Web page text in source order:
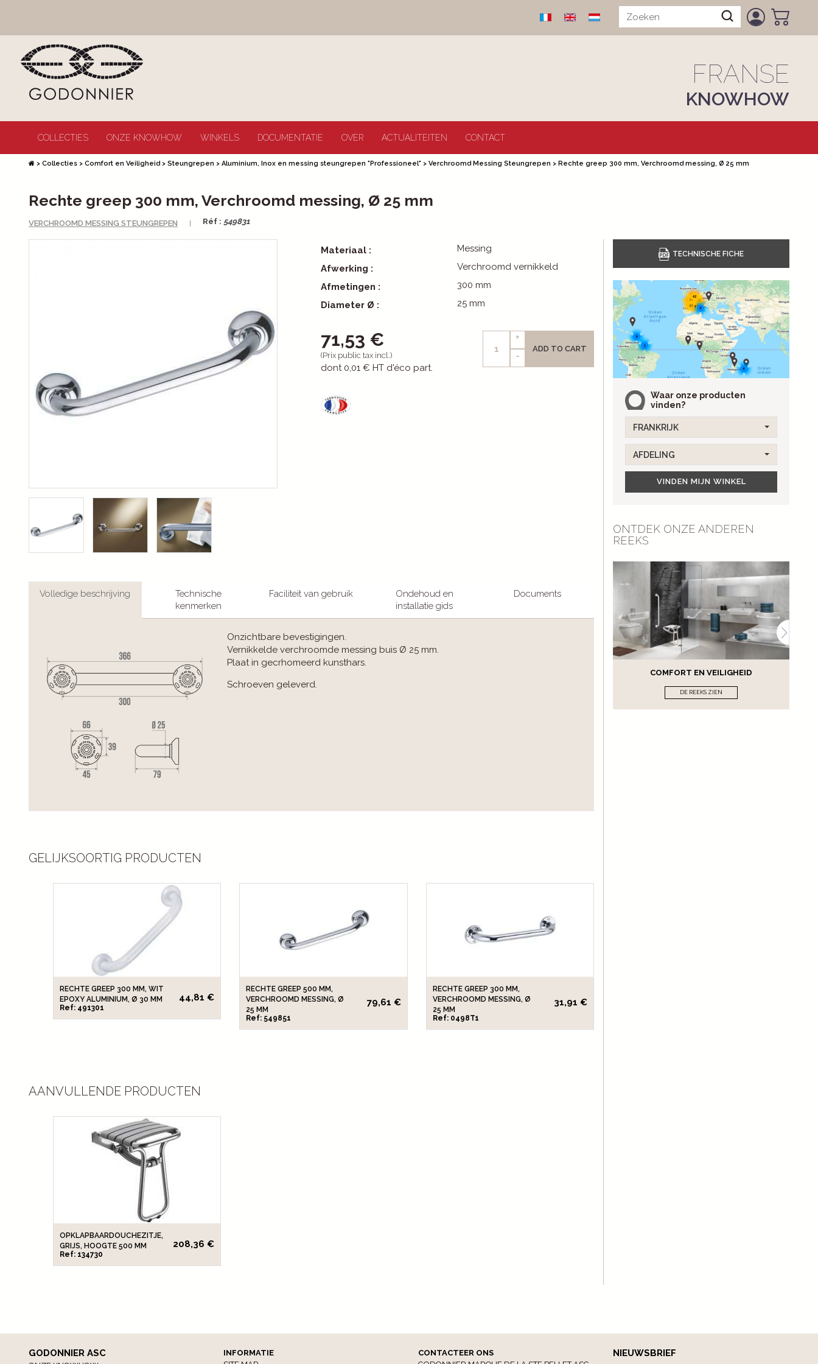
FRANSE
KNOWHOW
COLLECTIES ONZE KNOWHOW WINKELS DOCUMENTATIE OVER ACTUALITEITEN CONTACT
> Collecties > Comfort en Veiligheid > Steungrepen > Aluminium, Inox en messing steungrepen "Professioneel" > Verchroomd Messing Steungrepen > Rechte greep 300 mm, Verchroomd messing, Ø 25 mm
Rechte greep 300 mm, Verchroomd messing, Ø 25 mm
VERCHROOMD MESSING STEUNGREPEN Réf : 549831
Materiaal :
Messing
Afwerking :
Verchroomd vernikkeld
Afmetingen :
300 mm
Diameter Ø :
25 mm
71,53 €
(Prix public tax incl.)
dont 0,01 € HT d'éco part.
+
-
ADD TO CART
Volledige beschrijving
Technische
kenmerken
Faciliteit van gebruik
Ondehoud en
installatie gids
Documents
Onzichtbare bevestigingen.
Vernikkelde verchroomde messing buis Ø 25 mm.
Plaat in gecrhomeerd kunsthars.
Schroeven geleverd.
GELIJKSOORTIG PRODUCTEN
RECHTE GREEP 300 MM, WIT
EPOXY ALUMINIUM, Ø 30 MM
Ref: 491301
44,81 €
RECHTE GREEP 500 MM,
VERCHROOMD MESSING, Ø
25 MM
Ref: 549851
79,61 €
RECHTE GREEP 300 MM,
VERCHROOMD MESSING, Ø
25 MM
Ref: 0498T1
31,91 €
AANVULLENDE PRODUCTEN
OPKLAPBAARDOUCHEZITJE,
GRIJS, HOOGTE 500 MM
Ref: 134730
208,36 €
Waar onze producten
vinden?
FRANKRIJK
AFDELING
VINDEN MIJN WINKEL
ONTDEK ONZE ANDEREN
REEKS
COMFORT EN VEILIGHEID
DE REEKS ZIEN
GODONNIER ASC
INFORMATIE
CONTACTEER ONS
NIEUWSBRIEF